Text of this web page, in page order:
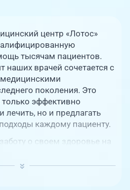
03-03
помощи
927-003
для
центр «Лотос»
тысячам пациентов.
наших врачей сочетается с
поколения. Это
эффективно
лечить, но и предлагать
каждому пациенту.
о своем здоровье на
вашего